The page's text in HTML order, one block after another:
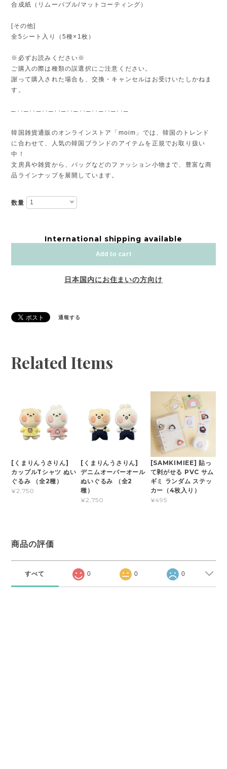
合成紙（リムーバブル/マットコーティング）
[その他]
全5シート入り（5種×1枚）
※必ずお読みください※
ご購入の際は種類の誤選択にご注意ください。
謝って購入された場合も、交換・キャンセルはお受けいたしかねま
す。
─･･─･･─･･─･･─･･─･･─･･─･･─･･─
韓国雑貨通販のオンラインストア「moim」では、韓国のトレンド
に合わせて、人気の韓国ブランドのアイテムを正規でお取り扱い
中！
文房具や雑貨から、バッグなどのファッション小物まで、豊富な商
品ラインナップを展開しています。
数量
International shipping available
Add to cart
日本国内にお住まいの方向け
通報する
Related Items
[くまりんうさりん]
カップルTシャツ ぬい
ぐるみ （全2種）
¥2,750
[くまりんうさりん]
デニムオーバーオール
ぬいぐるみ （全2
種）
¥2,750
[SAMKIMIEE] 貼っ
て剥がせる PVC サム
ギミ ランダム ステッ
カー（4枚入り）
¥495
商品の評価
すべて 0 0 0